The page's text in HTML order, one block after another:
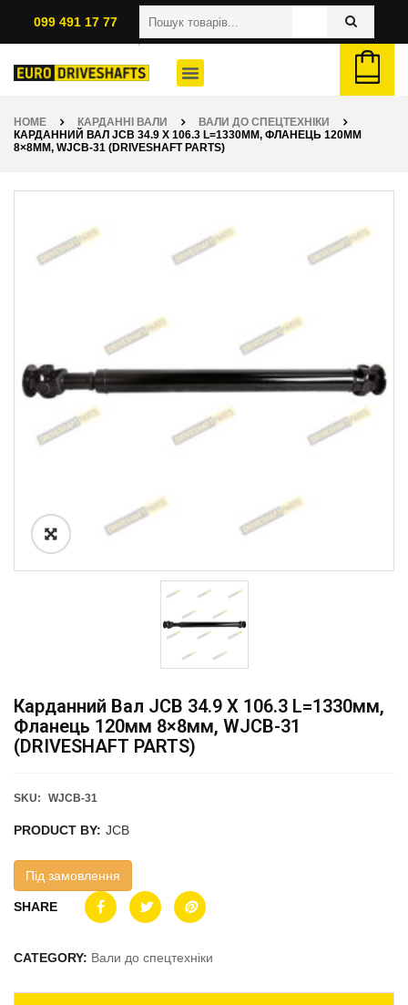
099 491 17 77
HOME КАРДАННІ ВАЛИ
ВАЛИ ДО СПЕЦТЕХНІКИ
КАРДАННИЙ ВАЛ JCB 34.9 X 106.3 L=1330ММ, ФЛАНЕЦЬ 120ММ
8×8ММ, WJCB-31 (DRIVESHAFT PARTS)
Карданний Вал JCB 34.9 X 106.3 L=1330мм,
Фланець 120мм 8×8мм, WJCB-31
(DRIVESHAFT PARTS)
SKU: WJCB-31
PRODUCT BY: JCB
Під замовлення
SHARE
CATEGORY: Вали до спецтехніки